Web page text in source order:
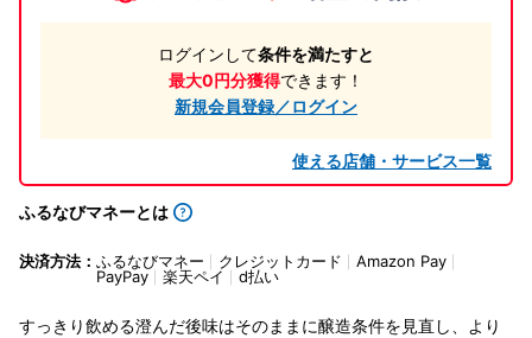
ログインして条件を満たすと
最大0円分獲得できます！
新規会員登録／ログイン
使える店舗・サービス一覧
ふるなびマネーとは
決済方法： ふるなびマネー クレジットカード
Amazon Pay
PayPay
楽天ペイ d払い
すっきり飲める澄んだ後味はそのままに醸造条件を見直し、より